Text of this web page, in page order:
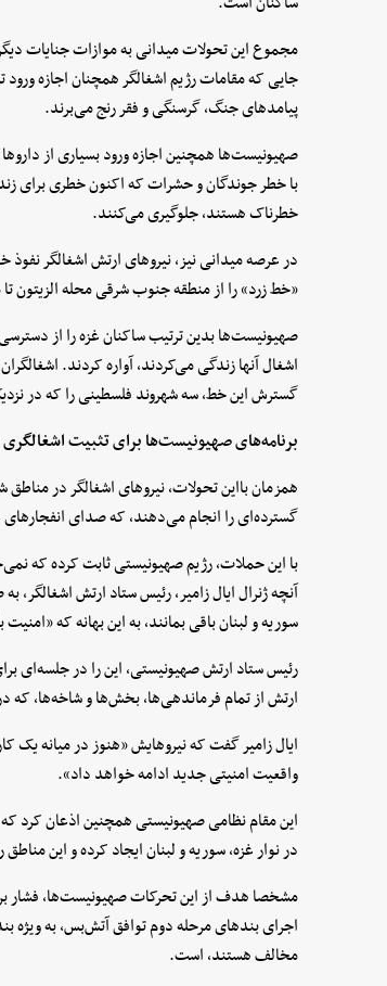
مجموع این تحولات میدانی به موازات جنایات
جایی که مقامات رژیم اشغالگر همچنان اجازه ورود
پیامدهای جنگ، گرسنگی و فقر رنج می‌برند.
صهیونیست‌ها همچنین اجازه ورود بسیاری از داروها
با خطر جوندگان و حشرات که اکنون خطری برای
خطرناک هستند، جلوگیری می‌کنند.
در عرصه میدانی نیز، نیروهای ارتش اشغالگر
«خط زرد» را از منطقه جنوب شرقی محله الزیتون
صهیونیست‌ها بدین ترتیب ساکنان غزه را از
اشغال آنها زندگی می‌کردند، آواره کردند.
گسترش این خط، سه شهروند فلسطینی را که در
برنامه‌های صهیونیست‌ها برای تثبیت اشغالگری
همزمان بااین تحولات، نیروهای اشغالگر در
گسترده‌ای را انجام می‌دهند، که صدای
با این حملات، رژیم صهیونیستی ثابت کرده که
آنچه ژنرال ایال زامیر، رئیس ستاد ارتش
سوریه و لبنان باقی بمانند، به این بهانه که
رئیس ستاد ارتش صهیونیستی، این را در جلسه‌ای
ارتش از تمام فرماندهی‌ها، بخش‌ها و شاخه‌ها، که
ایال زامیر گفت که نیروهایش «هنوز در میانه یک
واقعیت امنیتی جدید ادامه خواهد داد».
این مقام نظامی صهیونیستی همچنین اذعان کرد
در نوار غزه، سوریه و لبنان ایجاد کرده‌ و این
مشخصا هدف از این تحرکات صهیونیست‌ها، فشار
اجرای بندهای مرحله دوم توافق آتش‌بس، به
مخالف هستند، است.